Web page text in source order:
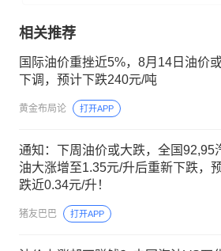
相关推荐
国际油价重挫近5%，8月14日油价
下调，预计下跌240元/吨
黄金布局论 打开APP
通知：下周油价或大跌，全国92,95
油大涨增至1.35元/升后重新下跌，
跌近0.34元/升！
猪友巴巴 打开APP